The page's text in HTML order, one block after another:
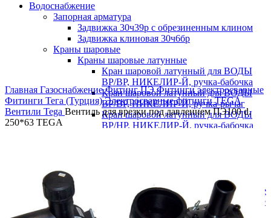
Водоснабжение
Запорная арматура
Задвижка 30ч39р с обрезиненным клином
Задвижка клиновая 30ч6бр
Краны шаровые
Краны шаровые латунные
Кран шаровой латунный для ВОДЫ
ВР/ВР, НИКЕЛИР-Й, ручка-бабочка
Кран шаровой латунный для ВОДЫ
ВР/ВР, НИКЕЛИР-Й, ручка-рычаг
Кран шаровой латунный для ВОДЫ
ВР/НР, НИКЕЛИР-Й, ручка-бабочка
Краны шаровые полнопроходные
Краны шаровые редуцированные
Фланцевые
Нажмите, чтобы увеличить
Главная ГазоснабжениеФитинг ПЭФитинги электросварные
Фитинги Тега (Турция)Электросварные фитинги TEGA
Вентили Tega Вентиль для врезки под давлением ПЭ100 d.
250*63 TEGA